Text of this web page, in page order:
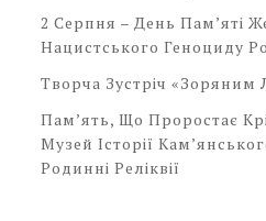
2 Серпня – День Пам’яті
Нацистського Геноциду
Творча Зустріч «Зоряним
Пам’ять, Що Проростає
Музей Історії
Родинні Реліквії